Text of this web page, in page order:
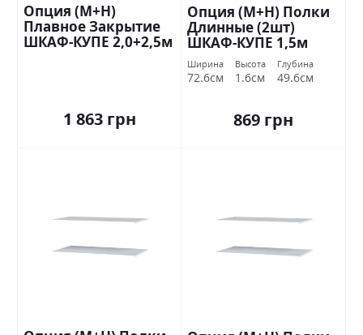
Опция (М+Н)
Плавное Закрытие
ШКАФ-КУПЕ 2,0+2,5м
1 863 грн
Опция (М+Н) Полки
Длинные (2шт)
ШКАФ-КУПЕ 1,5м
Стандарт
Ширина
72.6см
Высота
1.6см
Глубина
49.6см
869 грн